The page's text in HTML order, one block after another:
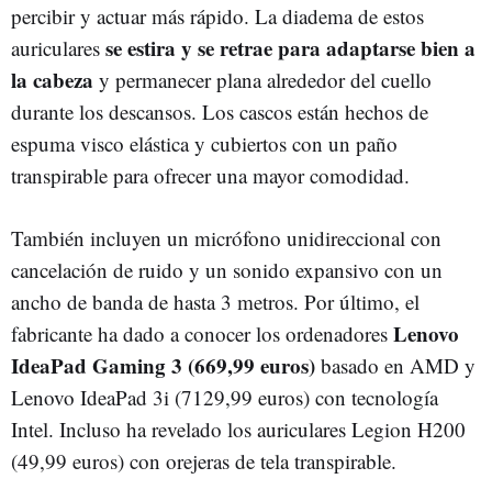
percibir y actuar más rápido. La diadema de estos
auriculares se estira y se retrae para adaptarse bien a
la cabeza y permanecer plana alrededor del cuello
durante los descansos. Los cascos están hechos de
espuma visco elástica y cubiertos con un paño
transpirable para ofrecer una mayor comodidad.
También incluyen un micrófono unidireccional con
cancelación de ruido y un sonido expansivo con un
ancho de banda de hasta 3 metros. Por último, el
fabricante ha dado a conocer los ordenadores Lenovo
IdeaPad Gaming 3 (669,99 euros) basado en AMD y
Lenovo IdeaPad 3i (7129,99 euros) con tecnología
Intel. Incluso ha revelado los auriculares Legion H200
(49,99 euros) con orejeras de tela transpirable.